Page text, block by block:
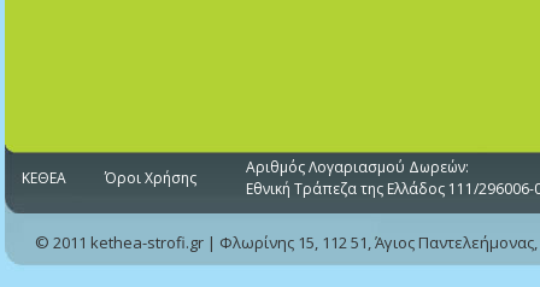
ΚΕΘΕΑ Όροι Χρήσης
Αριθμός Λογαριασμού Δωρεών:
Εθνική Τράπεζα της Ελλάδος 111/296006-
© 2011 kethea-strofi.gr | Φλωρίνης 15, 112 51, Άγιος Παντελεήμονας,